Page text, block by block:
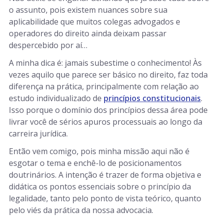
o assunto, pois existem nuances sobre sua
aplicabilidade que muitos colegas advogados e
operadores do direito ainda deixam passar
despercebido por aí…
A minha dica é: jamais subestime o conhecimento! Às
vezes aquilo que parece ser básico no direito, faz toda
diferença na prática, principalmente com relação ao
estudo individualizado de princípios constitucionais.
Isso porque o domínio dos princípios dessa área pode
livrar você de sérios apuros processuais ao longo da
carreira jurídica.
Então vem comigo, pois minha missão aqui não é
esgotar o tema e enchê-lo de posicionamentos
doutrinários. A intenção é trazer de forma objetiva e
didática os pontos essenciais sobre o princípio da
legalidade, tanto pelo ponto de vista teórico, quanto
pelo viés da prática da nossa advocacia.